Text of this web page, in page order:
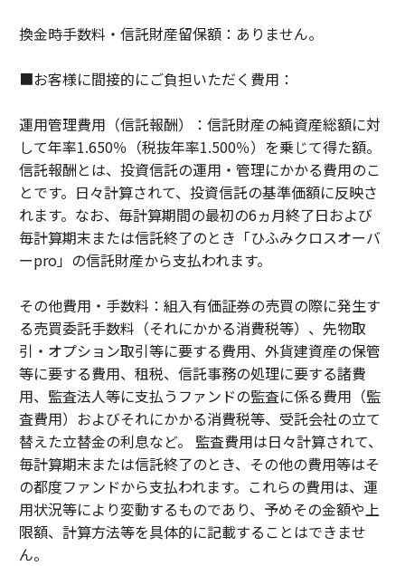
換金時手数料・信託財産留保額：ありません。
■お客様に間接的にご負担いただく費用：
運用管理費用（信託報酬）：信託財産の純資産総額に対
して年率1.650％（税抜年率1.500％）を乗じて得た額。
信託報酬とは、投資信託の運用・管理にかかる費用のこ
とです。日々計算されて、投資信託の基準価額に反映さ
れます。なお、毎計算期間の最初の6ヵ月終了日および
毎計算期末または信託終了のとき「ひふみクロスオーバ
ーpro」の信託財産から支払われます。
その他費用・手数料：組入有価証券の売買の際に発生す
る売買委託手数料（それにかかる消費税等）、先物取
引・オプション取引等に要する費用、外貨建資産の保管
等に要する費用、租税、信託事務の処理に要する諸費
用、監査法人等に支払うファンドの監査に係る費用（監
査費用）およびそれにかかる消費税等、受託会社の立て
替えた立替金の利息など。 監査費用は日々計算されて、
毎計算期末または信託終了のとき、その他の費用等はそ
の都度ファンドから支払われます。これらの費用は、運
用状況等により変動するものであり、予めその金額や上
限額、計算方法等を具体的に記載することはできませ
ん。